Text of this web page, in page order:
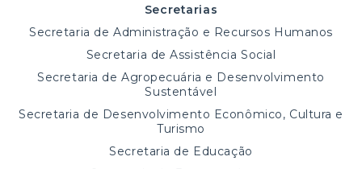
Secretarias
Secretaria de Administração e Recursos Humanos
Secretaria de Assistência Social
Secretaria de Agropecuária e Desenvolvimento
Sustentável
Secretaria de Desenvolvimento Econômico, Cultura e
Turismo
Secretaria de Educação